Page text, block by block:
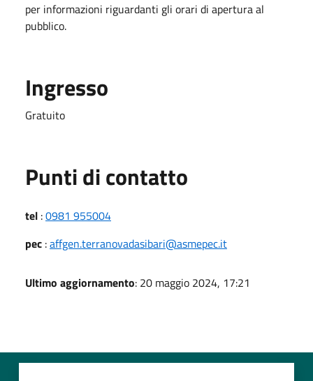
per informazioni riguardanti gli orari di apertura al
pubblico.
Ingresso
Gratuito
Punti di contatto
tel :0981 955004
pec :affgen.terranovadasibari@asmepec.it
Ultimo aggiornamento: 20 maggio 2024, 17:21